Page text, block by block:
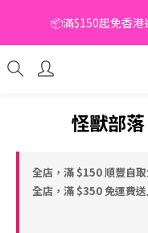
📦滿$150起免香
📦滿$150起免香
🥫 罐頭優惠 | 任選* 6件
📦滿$150起免香
怪獸部
全店，滿 $150 順豐自
全店，滿 $350 免運費